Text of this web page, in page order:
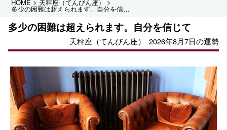
HOME 天秤座（てんびん座）
多少の困難は超えられます。自分を信じて
多少の困難は超えられます。自分を信じて
天秤座（てんびん座） 2026年8月7日の運勢